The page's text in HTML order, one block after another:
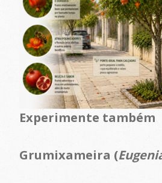
Experimente também
Grumixameira (